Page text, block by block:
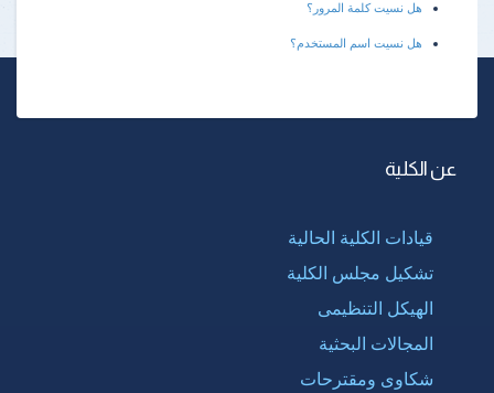
هل نسيت كلمة المرور؟
هل نسيت اسم المستخدم؟
عن الكلية
قيادات الكلية الحالية
تشكيل مجلس الكلية
الهيكل التنظيمى
المجالات البحثية
شكاوى ومقترحات